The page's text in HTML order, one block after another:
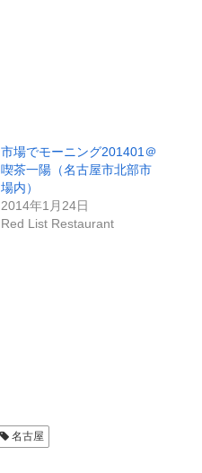
市場でモーニング201401＠
喫茶一陽（名古屋市北部市
場内）
2014年1月24日
Red List Restaurant
名古屋